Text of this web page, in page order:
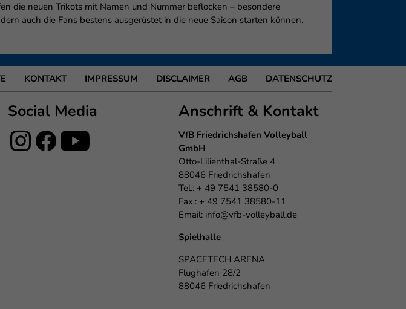
die neuen Trikots mit Namen und Nummer beflocken – besondere
auch die Fans bestens ausgerüstet in die neue Saison starten können.
DATENSCHUTZ
AGB
DISCLAIMER
IMPRESSUM
KONTAKT
Social Media Anschrift & Kontakt
VfB Friedrichshafen Volleyball
GmbH
Otto-Lilienthal-Straße 4
88046 Friedrichshafen
Tel.: + 49 7541 38580-0
Fax.: + 49 7541 38580-11
Email: info@vfb-volleyball.de
Spielhalle
SPACETECH ARENA
Flughafen 28/2
88046 Friedrichshafen